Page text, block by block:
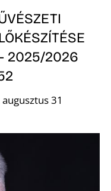
2025/2026
31